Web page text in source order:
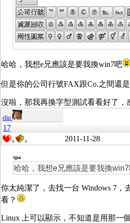
哈哈，我想e兄應該是要我換win7吧
但是你的公司行號FAX跟Co.之間還
沒啦，那我再換字型測試看看好了，
eliu
17
0 0 2011-11-28
tpa
哈哈，我想e兄應該是要我換
你太純潔了，去找一台 Windows 7，
看？
Linux 上可以顯示，不知道是用那一